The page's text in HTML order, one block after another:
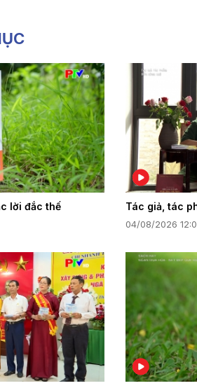
lời đắc thế Tác giả, tác
04/08/2026